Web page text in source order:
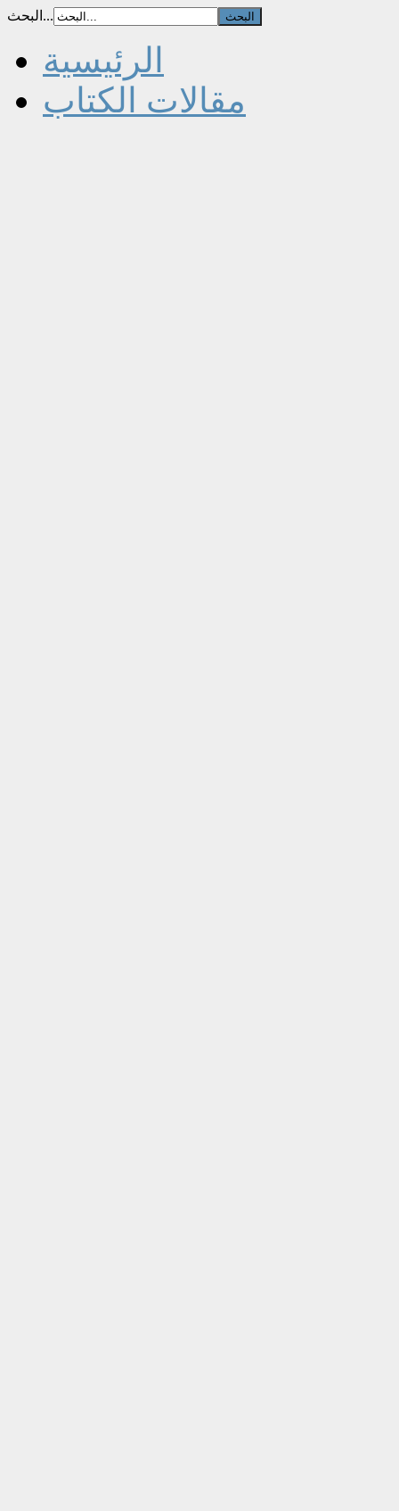
البحث...
الرئيسية
مقالات الكتاب